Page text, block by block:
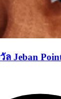
ล Jeban